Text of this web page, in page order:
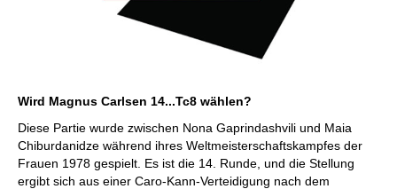
Wird Magnus Carlsen 14...Tc8 wählen?
Diese Partie wurde zwischen Nona Gaprindashvili und Maia
Chiburdanidze während ihres Weltmeisterschaftskampfes der
Frauen 1978 gespielt. Es ist die 14. Runde, und die Stellung
ergibt sich aus einer Caro-Kann-Verteidigung nach dem